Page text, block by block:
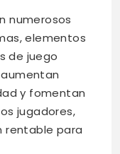
numerosos
elementos
de juego
y fomentan
jugadores,
rentable para